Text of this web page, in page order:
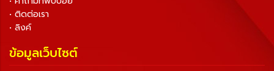
• ติดต่อเรา
• ลิงค์
ข้อมูลเว็บไซต์